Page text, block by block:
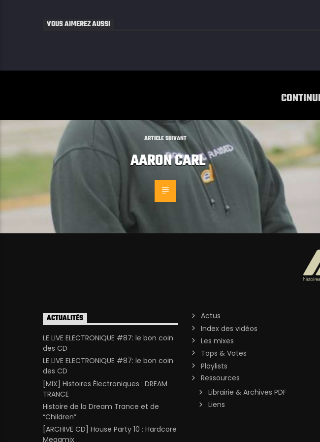
VOUS AIMEREZ AUSSI
ARTICLE SUIVANT
AARON CARL
ACTUALITÉS
LE LIVE ELECTRONIQUE #87: le bon coin
des CD
LE LIVE ELECTRONIQUE #87: le bon coin
des CD
[MIX] Histoires Électroniques : DREAM
TRANCE
Histoire de la Dream Trance et de
“Children”
[ARCHIVE CD] House Party 10 : Hardcore
Megamix
Actus
Index des vidéos
Les mixes
Tops & Votes
Playlists
Ressources
Librairie & Archives PDF
Liens